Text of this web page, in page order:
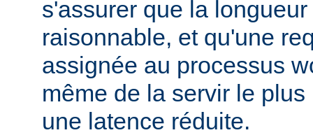
s'assurer que la
raisonnable, et qu'une
assignée au processus
même de la servir le
une latence réduite.